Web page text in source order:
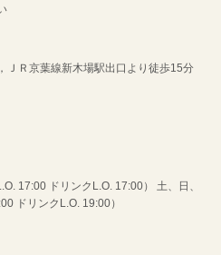
ＪＲ京葉線新木場駅出口より徒歩15分
17:00 ドリンクL.O. 17:00） 土、日、
ドリンクL.O. 19:00）